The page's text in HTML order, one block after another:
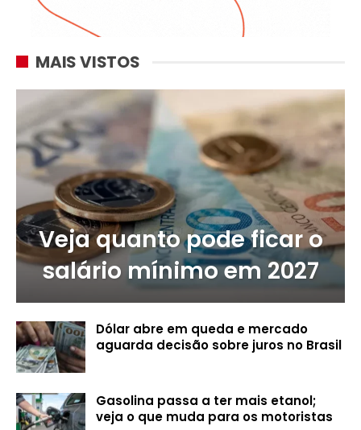
MAIS VISTOS
Veja quanto pode ficar o
salário mínimo em 2027
Dólar abre em queda e mercado
aguarda decisão sobre juros no Brasil
Gasolina passa a ter mais etanol;
veja o que muda para os motoristas